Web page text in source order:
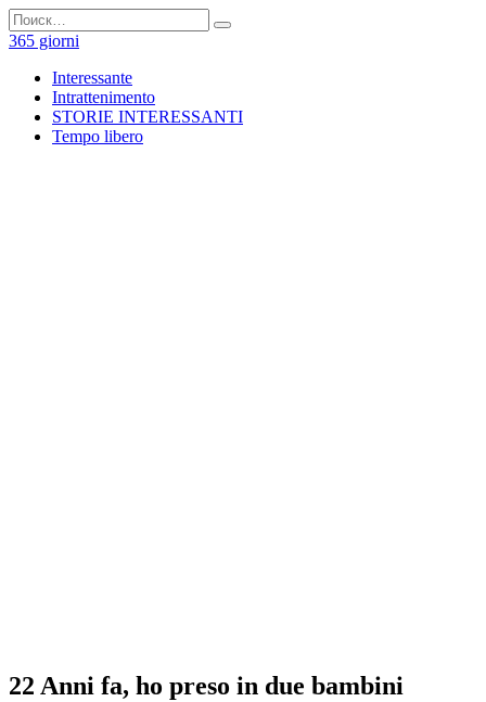
Перейти
к
содержанию
Search
for:
365 giorni
Interessante
Intrattenimento
STORIE INTERESSANTI
Tempo libero
22 Anni fa, ho preso in due bambini